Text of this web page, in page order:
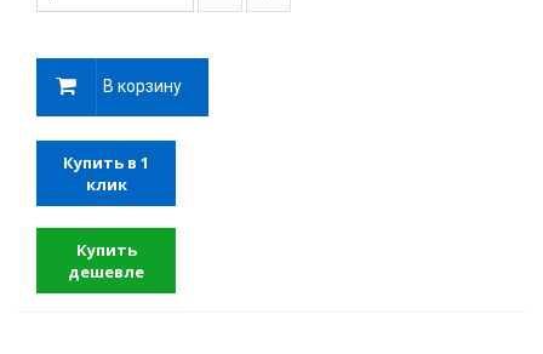
В корзину
Купить в 1
клик
Купить
дешевле